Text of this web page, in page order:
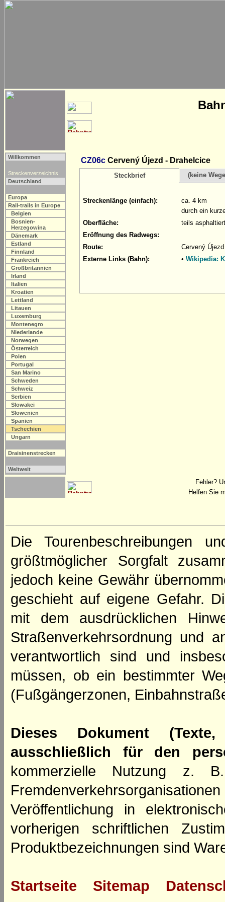
Willkommen
Streckenverzeichnis
Deutschland
Europa
Rail-trails in Europe
Belgien
Bosnien-
Herzegowina
Dänemark
Estland
Finnland
Frankreich
Großbritannien
Irland
Italien
Kroatien
Lettland
Litauen
Luxemburg
Montenegro
Niederlande
Norwegen
Österreich
Polen
Portugal
San Marino
Schweden
Schweiz
Serbien
Slowakei
Slowenien
Spanien
Tschechien
Ungarn
Draisinenstrecken
Weltweit
CZ06c Cervený Újezd - Drahelcice
Steckbrief (keine
Streckenlänge (einfach):
ca. 4 km
durch ein
Oberfläche:
teils
Eröffnung des Radwegs:
Route:
Cervený
Externe Links (Bahn):
• Wikipedia:
Fehler?
Helfen Sie
Die Tourenbeschreibungen
größtmöglicher Sorgfalt
jedoch keine Gewähr
geschieht auf eigene Gefahr.
mit dem ausdrücklichen
Straßenverkehrsordnung und
verantwortlich sind und
müssen, ob ein bestimmter
(Fußgängerzonen,
Dieses Dokument
ausschließlich für den
kommerzielle Nutzung z.
Veröffentlichung in
vorherigen schriftlichen
Produktbezeichnungen sind
Startseite Sitemap